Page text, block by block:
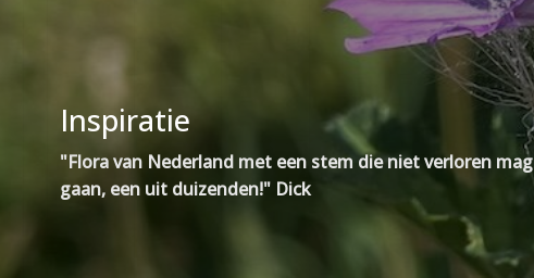
Inspiratie
"Flora van Nederland met een stem die niet verloren mag
gaan, een uit duizenden!" Dick